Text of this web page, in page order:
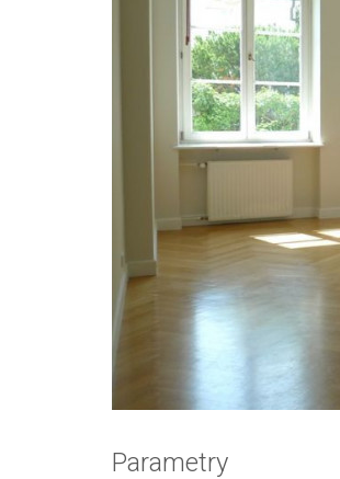
Zdjęcie 1
Parametry